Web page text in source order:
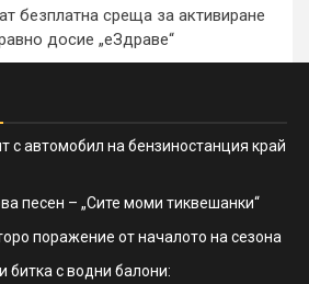
безплатна среща за активиране
досие „еЗдраве“
с автомобил на бензиностанция край
песен – „Сите моми тиквешанки“
поражение от началото на сезона
битка с водни балони: